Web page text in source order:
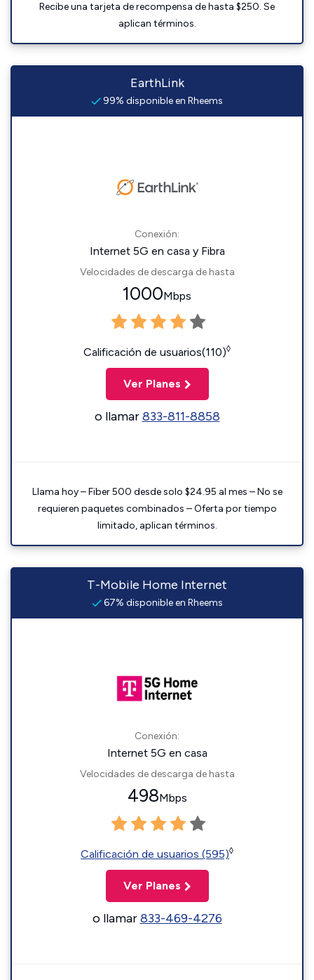
Recibe una tarjeta de recompensa de hasta $250. Se
aplican términos.
EarthLink
99% disponible en Rheems
Conexión:
Internet 5G en casa y Fibra
Velocidades de descarga de hasta
1000Mbps
Calificación de usuarios(110)◊
Ver Planes
o llamar833-811-8858
Llama hoy – Fiber 500 desde solo $24.95 al mes – No se
requieren paquetes combinados – Oferta por tiempo
limitado, aplican términos.
T-Mobile Home Internet
67% disponible en Rheems
Conexión:
Internet 5G en casa
Velocidades de descarga de hasta
498Mbps
Calificación de usuarios (595)◊
Ver Planes
o llamar833-469-4276